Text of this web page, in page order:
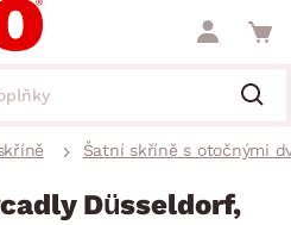
Šatní skříně s otočnými
Düsseldorf,